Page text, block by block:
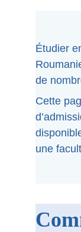
Étudier
de
Cette
une